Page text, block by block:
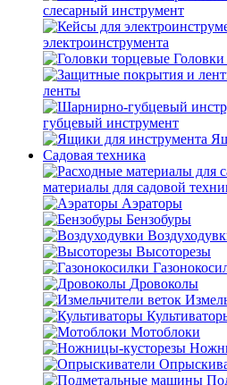
слесарный инструмент
электроинструмента
ленты
губцевый инструмент
Садовая техника
материалы для садовой
Аэраторы
Бензобуры
Высоторезы
Дровоколы
Мотоблоки